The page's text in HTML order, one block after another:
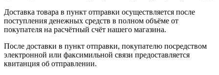
Доставка товара в пункт отправки осуществляется после
поступления денежных средств в полном объёме от
покупателя на расчётный счёт нашего магазина.
После доставки в пункт отправки, покупателю посредством
электронной или факсимильной связи предоставляется
квитанция об отправлении.